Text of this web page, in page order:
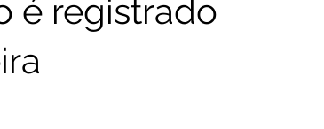
é registrado